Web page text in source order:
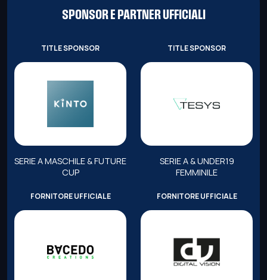
SPONSOR E PARTNER UFFICIALI
TITLE SPONSOR
SERIE A MASCHILE & FUTURE
CUP
TITLE SPONSOR
SERIE A & UNDER19
FEMMINILE
FORNITORE UFFICIALE FORNITORE UFFICIALE